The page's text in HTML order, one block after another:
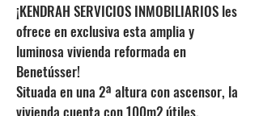
¡KENDRAH SERVICIOS INMOBILIARIOS les
ofrece en exclusiva esta amplia y
luminosa vivienda reformada en
Benetússer!
Situada en una 2ª altura con ascensor, la
vivienda cuenta con 100m2 útiles,